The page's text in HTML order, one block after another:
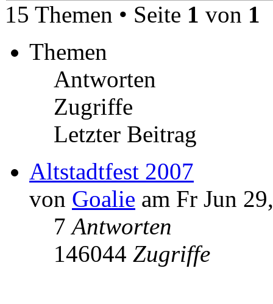
15 Themen • Seite 1 von 1
Themen
Antworten
Zugriffe
Letzter Beitrag
Altstadtfest 2007
von Goalie am Fr Jun
7Antworten
146044 Zugriffe